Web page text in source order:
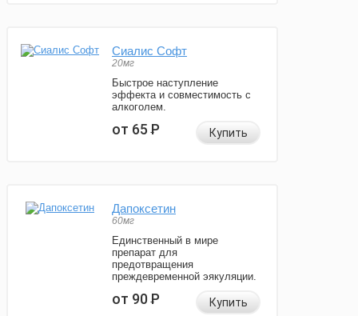
Сиалис Софт
20мг
Быстрое наступление
эффекта и совместимость с
алкоголем.
от 65Р Купить
Дапоксетин
60мг
Единственный в мире
препарат для
предотвращения
преждевременной эякуляции.
от 90Р Купить